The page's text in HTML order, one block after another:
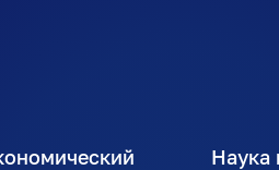
Наука